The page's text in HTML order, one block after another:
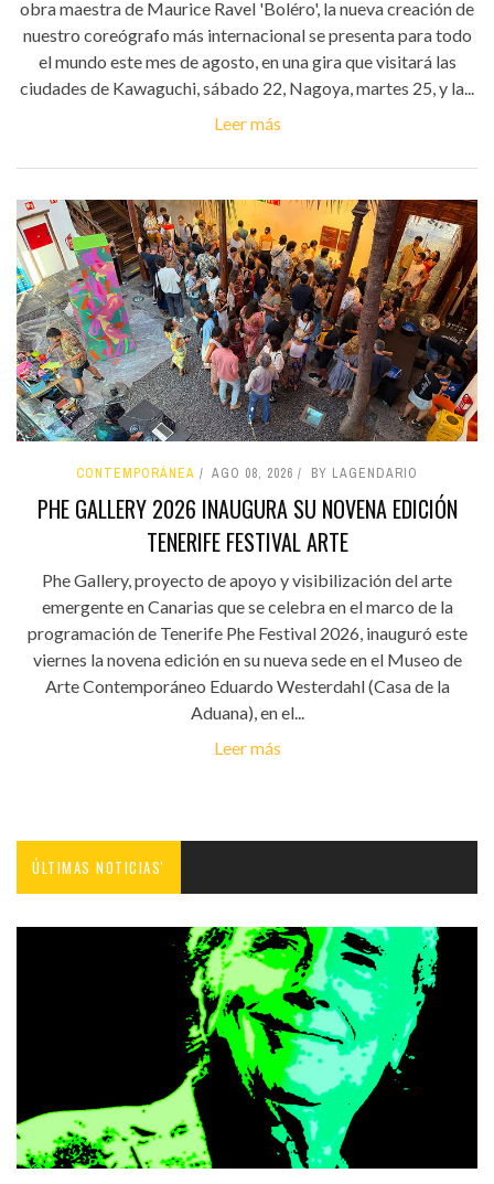
obra maestra de Maurice Ravel 'Boléro', la nueva creación de
nuestro coreógrafo más internacional se presenta para todo
el mundo este mes de agosto, en una gira que visitará las
ciudades de Kawaguchi, sábado 22, Nagoya, martes 25, y la...
Leer más
CONTEMPORÁNEA AGO 08, 2026 BY LAGENDARIO
PHE GALLERY 2026 INAUGURA SU NOVENA EDICIÓN
TENERIFE FESTIVAL ARTE
Phe Gallery, proyecto de apoyo y visibilización del arte
emergente en Canarias que se celebra en el marco de la
programación de Tenerife Phe Festival 2026, inauguró este
viernes la novena edición en su nueva sede en el Museo de
Arte Contemporáneo Eduardo Westerdahl (Casa de la
Aduana), en el...
Leer más
ÚLTIMAS NOTICIAS'